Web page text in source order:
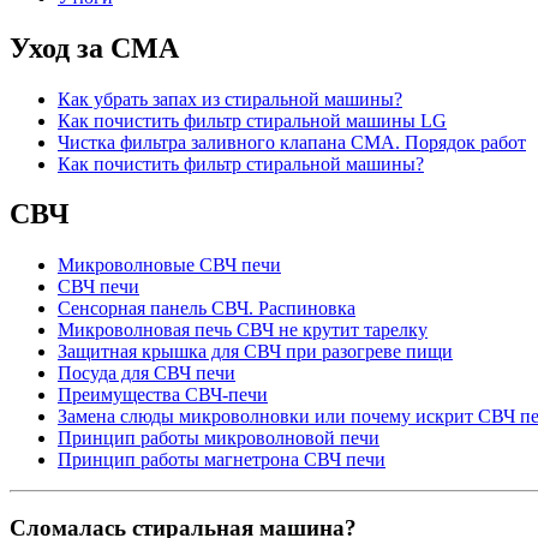
Уход за СМА
Как убрать запах из стиральной машины?
Как почистить фильтр стиральной машины LG
Чистка фильтра заливного клапана СМА. Порядок работ
Как почистить фильтр стиральной машины?
СВЧ
Микроволновые СВЧ печи
СВЧ печи
Сенсорная панель СВЧ. Распиновка
Микроволновая печь СВЧ не крутит тарелку
Защитная крышка для СВЧ при разогреве пищи
Посуда для СВЧ печи
Преимущества СВЧ-печи
Замена слюды микроволновки или почему искрит СВЧ
Принцип работы микроволновой печи
Принцип работы магнетрона СВЧ печи
Сломалась стиральная машина?